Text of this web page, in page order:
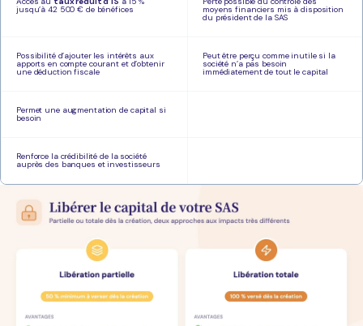
jusqu’à 42 500 € de bénéfices moyens financiers mis à disposition
du président de la SAS
Possibilité d’ajouter les intérêts aux
apports en compte courant et d’obtenir
une déduction fiscale
Peut être perçu comme inutile si la
société n’a pas besoin
immédiatement de tout le capital
Permet une augmentation de capital si
besoin
Renforce la crédibilité de la société
auprès des banques et investisseurs